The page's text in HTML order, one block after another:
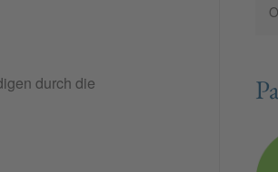
durch die